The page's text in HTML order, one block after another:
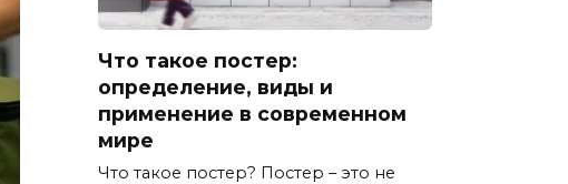
Что такое постер:
определение, виды и
применение в современном
мире
Что такое постер? Постер – это не